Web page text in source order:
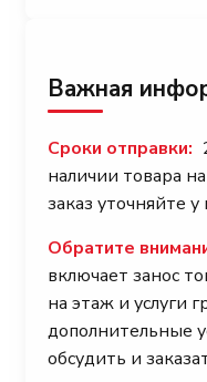
Важная
Сроки отправки:
наличии товара
заказ уточняйте
Обратите
включает занос
на этаж и услуги
дополнительные
обсудить и